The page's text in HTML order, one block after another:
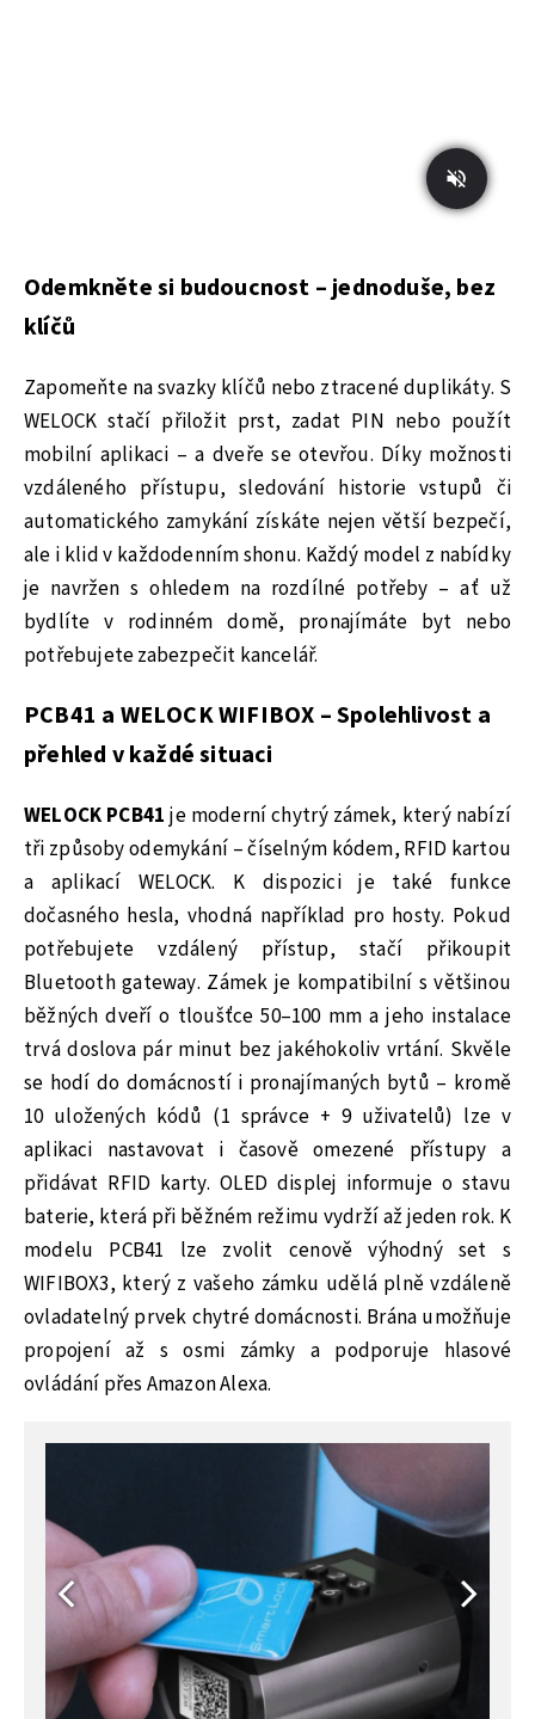
Odemkněte si budoucnost – jednoduše, bez
klíčů
Zapomeňte na svazky klíčů nebo ztracené duplikáty. S
WELOCK stačí přiložit prst, zadat PIN nebo použít
mobilní aplikaci – a dveře se otevřou. Díky možnosti
vzdáleného přístupu, sledování historie vstupů či
automatického zamykání získáte nejen větší bezpečí,
ale i klid v každodenním shonu. Každý model z nabídky
je navržen s ohledem na rozdílné potřeby – ať už
bydlíte v rodinném domě, pronajímáte byt nebo
potřebujete zabezpečit kancelář.
PCB41 a WELOCK WIFIBOX – Spolehlivost a
přehled v každé situaci
WELOCK PCB41je moderní chytrý zámek, který nabízí
tři způsoby odemykání – číselným kódem, RFID kartou
a aplikací WELOCK. K dispozici je také funkce
dočasného hesla, vhodná například pro hosty. Pokud
potřebujete vzdálený přístup, stačí přikoupit
Bluetooth gateway. Zámek je kompatibilní s většinou
běžných dveří o tloušťce 50–100 mm a jeho instalace
trvá doslova pár minut bez jakéhokoliv vrtání. Skvěle
se hodí do domácností i pronajímaných bytů – kromě
10 uložených kódů (1 správce + 9 uživatelů) lze v
aplikaci nastavovat i časově omezené přístupy a
přidávat RFID karty. OLED displej informuje o stavu
baterie, která při běžném režimu vydrží až jeden rok. K
modelu PCB41 lze zvolit cenově výhodný set s
WIFIBOX3, který z vašeho zámku udělá plně vzdáleně
ovladatelný prvek chytré domácnosti. Brána umožňuje
propojení až s osmi zámky a podporuje hlasové
ovládání přes Amazon Alexa.